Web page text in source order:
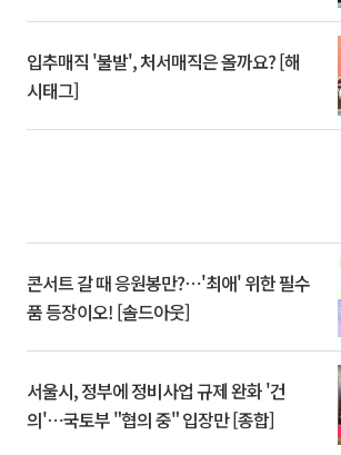
입추매직 '불발', 처서매직은 올까요? [해
시태그]
콘서트 갈 때 응원봉만?⋯'최애' 위한 필수
품 등장이오! [솔드아웃]
서울시, 정부에 정비사업 규제 완화 '건
의'⋯국토부 "협의 중" 입장만 [종합]